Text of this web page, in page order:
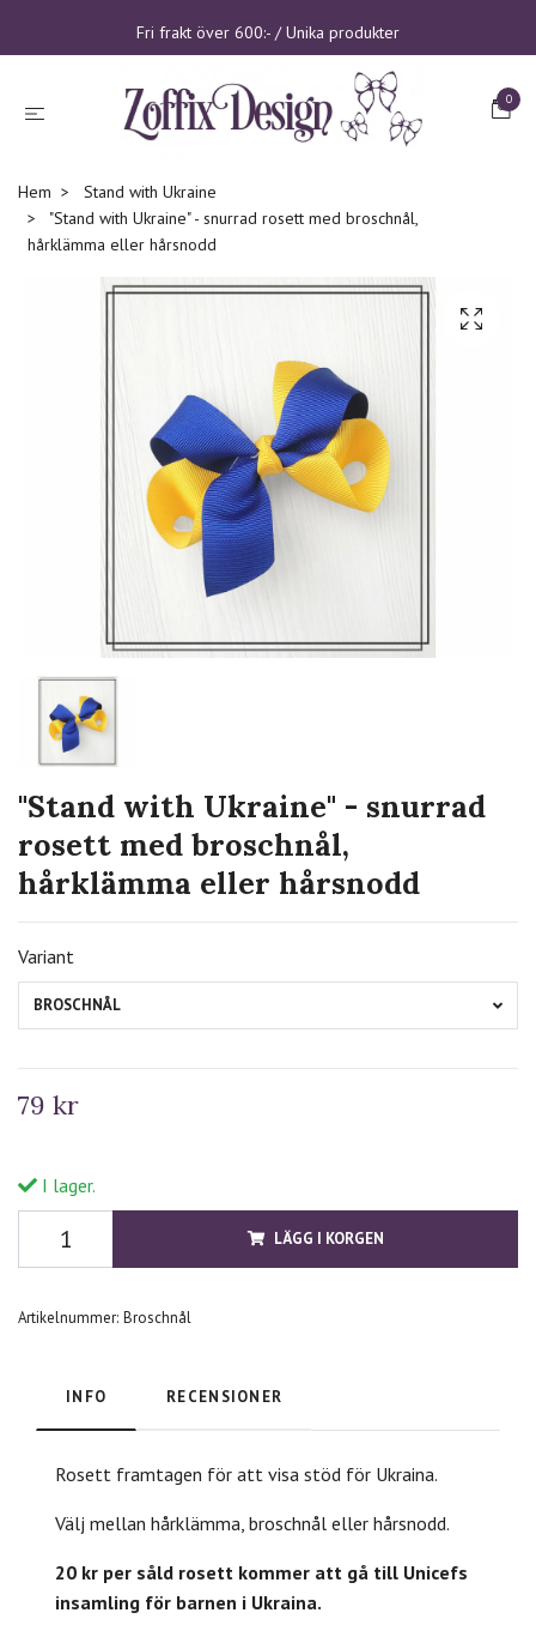
Fri frakt över 600:- / Unika produkter
0
Hem
Stand with Ukraine
"Stand with Ukraine" - snurrad rosett med broschnål,
hårklämma eller hårsnodd
"Stand with Ukraine" - snurrad
rosett med broschnål,
hårklämma eller hårsnodd
Variant
BROSCHNÅL
79 kr
I lager.
LÄGG I KORGEN
Artikelnummer: Broschnål
INFO RECENSIONER
Rosett framtagen för att visa stöd för Ukraina.
Välj mellan hårklämma, broschnål eller hårsnodd.
20 kr per såld rosett kommer att gå till Unicefs
insamling för barnen i Ukraina.